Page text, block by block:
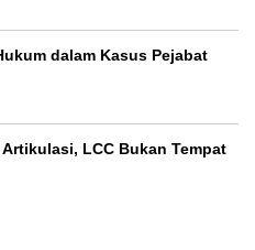
dalam Kasus Pejabat
LCC Bukan Tempat